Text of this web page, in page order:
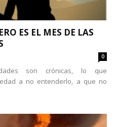
ES EL MES DE LAS
0
son crónicas, lo que
a no entenderlo, a que no